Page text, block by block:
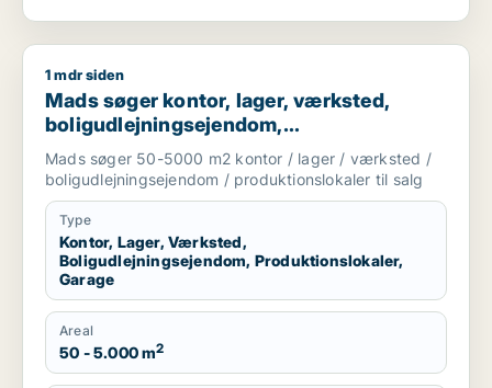
Mads søger kontor, lager, værksted,
1 mdr siden
Mads søger kontor, lager, værksted,
boligudlejningsejendom,
produktionslokaler eller garage til salg i
København
Mads søger 50-5000 m2 kontor / lager / værksted /
boligudlejningsejendom / produktionslokaler til salg
Type
Kontor, Lager, Værksted,
Boligudlejningsejendom, Produktionslokaler,
Garage
Areal
50 - 5.000 m2